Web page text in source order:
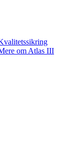
om Atlas III